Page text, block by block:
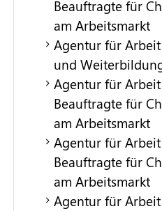
Beauftragte für
am Arbeitsmarkt
Agentur für Arbeit
und
Agentur für Arbeit
Beauftragte für
am Arbeitsmarkt
Agentur für Arbeit
Beauftragte für
am Arbeitsmarkt
Agentur für Arbeit